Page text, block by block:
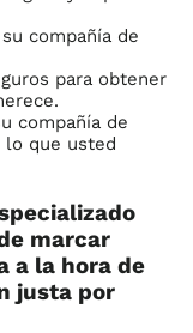
compañía de
para obtener
compañía de
lo que usted
marcar
a la hora de
justa por